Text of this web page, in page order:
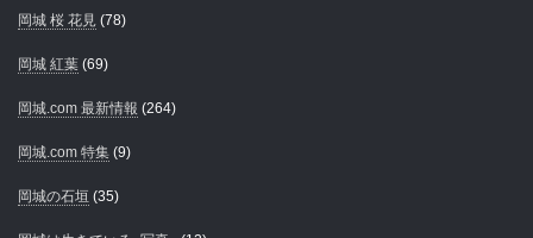
岡城 桜 花見 (78)
岡城 紅葉 (69)
岡城.com 最新情報 (264)
岡城.com 特集 (9)
岡城の石垣 (35)